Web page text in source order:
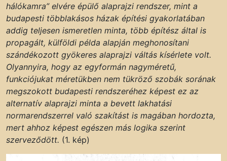
hálókamra” elvére épülő alaprajzi rendszer, mint a
budapesti többlakásos házak építési gyakorlatában
addig teljesen ismeretlen minta, több építész által is
propagált, külföldi példa alapján meghonosítani
szándékozott gyökeres alaprajzi váltás kísérlete volt.
Olyannyira, hogy az egyformán nagyméretű,
funkciójukat méretükben nem tükröző szobák sorának
megszokott budapesti rendszeréhez képest ez az
alternatív alaprajzi minta a bevett lakhatási
normarendszerrel való szakítást is magában hordozta,
mert ahhoz képest egészen más logika szerint
szerveződött. (1. kép)